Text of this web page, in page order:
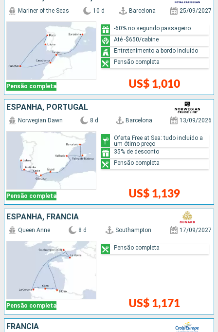
Pensão completa
Mariner of the Seas 10 d Barcelona 25/09/2027
US$ 1,010
-60% no segundo passageiro
Até -$650/cabine
Entretenimento a bordo incluído
Pensão completa
ESPANHA, PORTUGAL
Pensão completa
Norwegian Dawn 8 d Barcelona 13/09/2026
US$ 1,139
Oferta Free at Sea: tudo incluído a
um ótimo preço
35% de desconto
Pensão completa
ESPANHA, FRANCIA
Pensão completa
Queen Anne 8 d Southampton 17/09/2027
US$ 1,171
Pensão completa
FRANCIA